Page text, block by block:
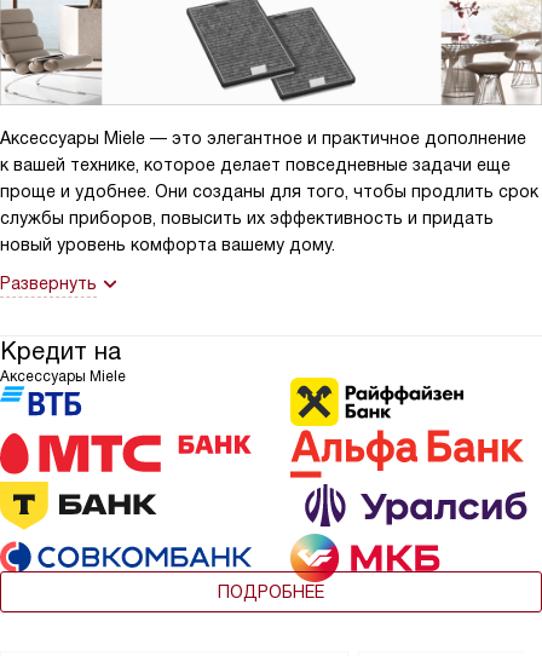
Аксессуары Miele — это элегантное и практичное дополнение
к вашей технике, которое делает повседневные задачи еще
проще и удобнее. Они созданы для того, чтобы продлить срок
службы приборов, повысить их эффективность и придать
новый уровень комфорта вашему дому.
Развернуть
Кредит на
Аксессуары Miele
ПОДРОБНЕЕ